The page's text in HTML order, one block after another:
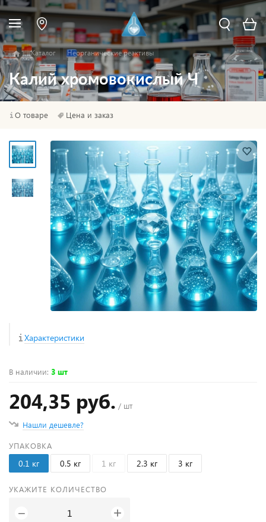
Каталог Неорганические реактивы
Калий хромовокислый Ч
О товаре Цена и заказ
Характеристики
В наличии: 3 шт
204,35 руб. / шт
Нашли дешевле?
УПАКОВКА
0.1 кг 0.5 кг 1 кг 2.3 кг 3 кг
УКАЖИТЕ КОЛИЧЕСТВО
− +